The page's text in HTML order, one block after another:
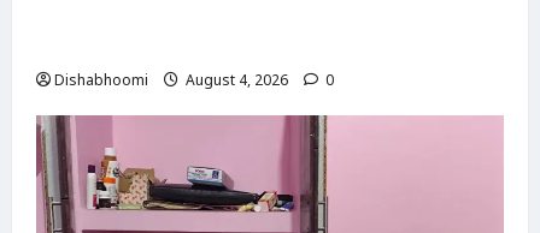
Dishabhoomi August 4, 2026 0